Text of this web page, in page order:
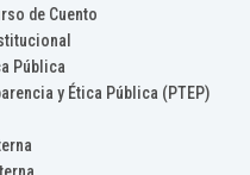
de Cuento
Pública
y Ética Pública (PTEP)